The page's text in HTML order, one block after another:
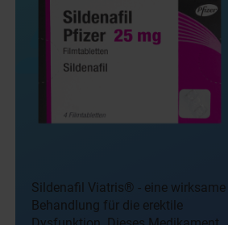
Sildenafil Viatris® - eine wirksame
Behandlung für die erektile